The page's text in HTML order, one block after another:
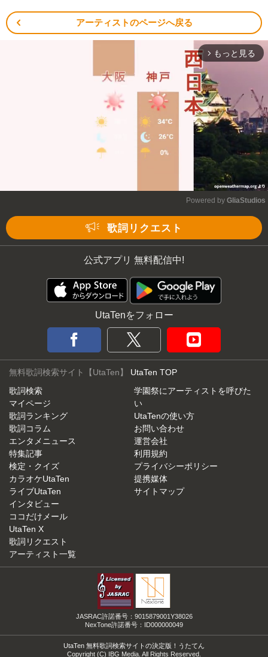
アーティストのページへ戻る
arrow_forward_ios もっと見る
Powered by GliaStudios
歌詞リクエスト
公式アプリ 無料配信中!
UtaTenをフォロー
無料歌詞検索サイト【UtaTen】 UtaTen TOP
歌詞検索
マイページ
歌詞ランキング
歌詞コラム
エンタメニュース
特集記事
検定・クイズ
カラオケUtaTen
ライブUtaTen
インタビュー
ココだけメール
UtaTen X
歌詞リクエスト
アーティスト一覧
学園祭にアーティストを呼びた
い
UtaTenの使い方
お問い合わせ
運営会社
利用規約
プライバシーポリシー
提携媒体
サイトマップ
JASRAC許諾番号：9015879001Y38026
NexTone許諾番号：ID000000049
UtaTen 無料歌詞検索サイトの決定版！うたてん
Copyright (C) IBG Media. All Rights Reserved.